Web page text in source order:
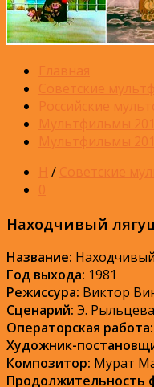
Главная
Советские
Российские
Мультфильмы
Мультфильмы
Н / Советские
0
Находчивый
Название:
Год выхода: 1981
Режиссура: Виктор
Сценарий: Э. Рыльцева
Операторская работа:
Художник-
Композитор: Мурат
Продолжительность